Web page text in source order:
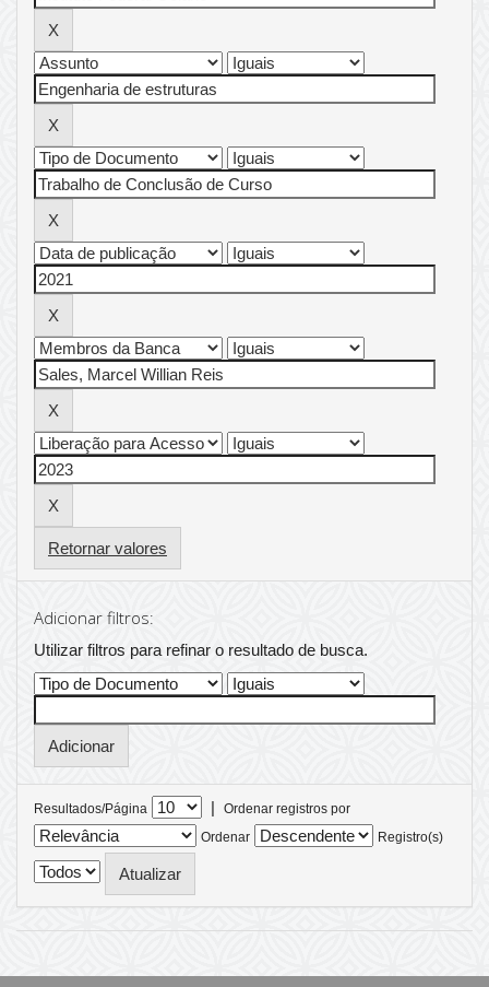
Retornar valores
Adicionar filtros:
Utilizar filtros para refinar o resultado de busca.
Resultados/Página |
Ordenar registros por
Ordenar
Registro(s)